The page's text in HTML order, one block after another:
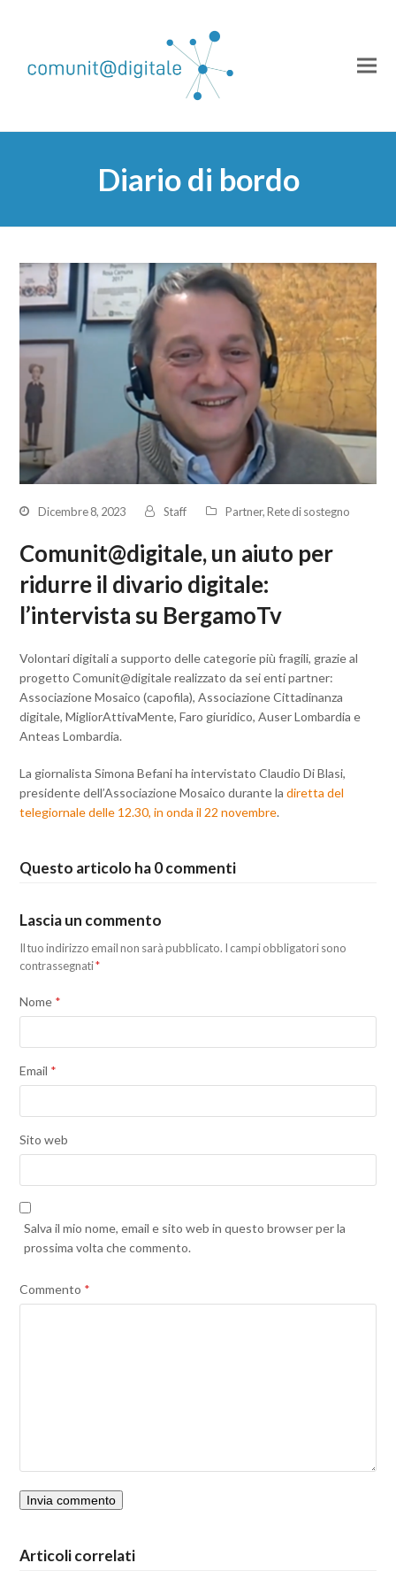
Diario di bordo
Dicembre 8, 2023 Staff Partner,Rete di sostegno
Comunit@digitale, un aiuto per
ridurre il divario digitale:
l’intervista su BergamoTv
Volontari digitali a supporto delle categorie più fragili, grazie al
progetto Comunit@digitale realizzato da sei enti partner:
Associazione Mosaico (capofila), Associazione Cittadinanza
digitale, MigliorAttivaMente, Faro giuridico, Auser Lombardia e
Anteas Lombardia.
La giornalista Simona Befani ha intervistato Claudio Di Blasi,
presidente dell’Associazione Mosaico durante ladiretta del
telegiornale delle 12.30, in onda il 22 novembre.
Questo articolo ha 0 commenti
Lascia un commento
Il tuo indirizzo email non sarà pubblicato. I campi obbligatori sono
contrassegnati*
Nome *
Email *
Sito web
Salva il mio nome, email e sito web in questo browser per la
prossima volta che commento.
Commento *
Articoli correlati